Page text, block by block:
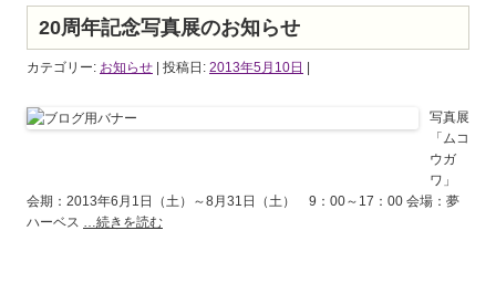
20周年記念写真展のお知らせ
カテゴリー: お知らせ | 投稿日: 2013年5月10日 |
写真展
「ムコ
ウガ
ワ」
会期：2013年6月1日（土）～8月31日（土） 9：00～17：00 会場：夢
ハーベス …続きを読む